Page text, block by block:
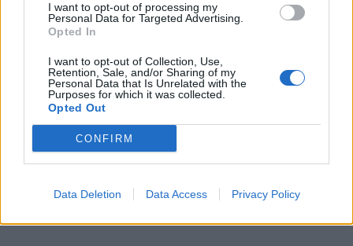
I want to opt-out of processing my
Personal Data for Targeted Advertising.
Opted In
I want to opt-out of Collection, Use,
Retention, Sale, and/or Sharing of my
Personal Data that Is Unrelated with the
Purposes for which it was collected.
Opted Out
CONFIRM
Data Deletion Data Access Privacy Policy
Ελληνικής Οικονομίας
συζητήθηκε στο ετήσιο
Ελληνικής Οικονομίας»
05/12/2018 - 02:00
κράτηση του
ενεχυροδανειστή